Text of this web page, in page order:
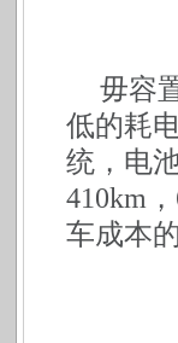
毋容
低的耗
统，电
410km
车成本